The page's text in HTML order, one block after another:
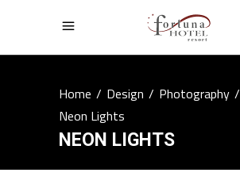
Home/Design/Photography/
Neon Lights
NEON LIGHTS